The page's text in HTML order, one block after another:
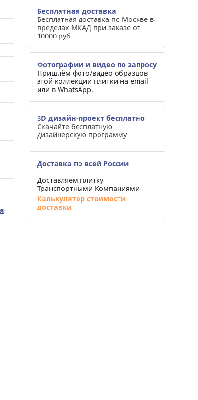
Бесплатная доставка
Бесплатная доставка по Москве в
пределах МКАД при заказе от
10000 руб.
Фотографии и видео по запросу
Пришлём фото/видео образцов
этой коллекции плитки на email
или в WhatsApp.
3D дизайн-проект бесплатно
Скачайте бесплатную
дизайнерскую программу
Доставка по всей России
Доставляем плитку
Транспортными Компаниями
Калькулятор стоимости
доставки